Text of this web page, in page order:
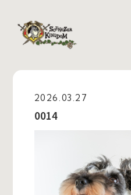
2026.03.27
0014